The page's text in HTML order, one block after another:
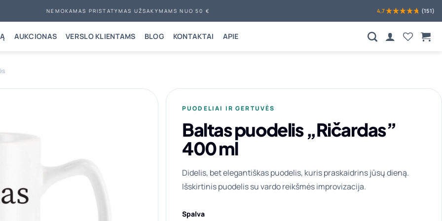
NEMOKAMAS PRISTATYMAS UŽSAKYMAMS NUO 50 € 4,7 (151)
AUKCIONAS VERSLO KLIENTAMS BLOG KONTAKTAI APIE
PUODELIAI IR GERTUVĖS
Baltas puodelis „Ričardas”
400 ml
Didelis, bet elegantiškas puodelis, kuris praskaidrins jūsų dieną.
Išskirtinis puodelis su vardo reikšmės improvizacija.
Spalva